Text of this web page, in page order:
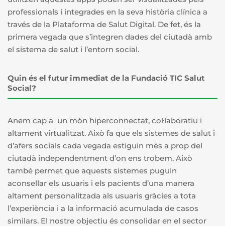
professionals i integrades en la seva història clínica a
través de la Plataforma de Salut Digital. De fet, és la
primera vegada que s’integren dades del ciutadà amb
el sistema de salut i l’entorn social.
Quin és el futur immediat de la Fundació TIC Salut
Social?
Anem cap a un món hiperconnectat, col·laboratiu i
altament virtualitzat. Això fa que els sistemes de salut i
d’afers socials cada vegada estiguin més a prop del
ciutadà independentment d’on ens trobem. Això
també permet que aquests sistemes puguin
aconsellar els usuaris i els pacients d’una manera
altament personalitzada als usuaris gràcies a tota
l’experiència i a la informació acumulada de casos
similars. El nostre objectiu és consolidar en el sector